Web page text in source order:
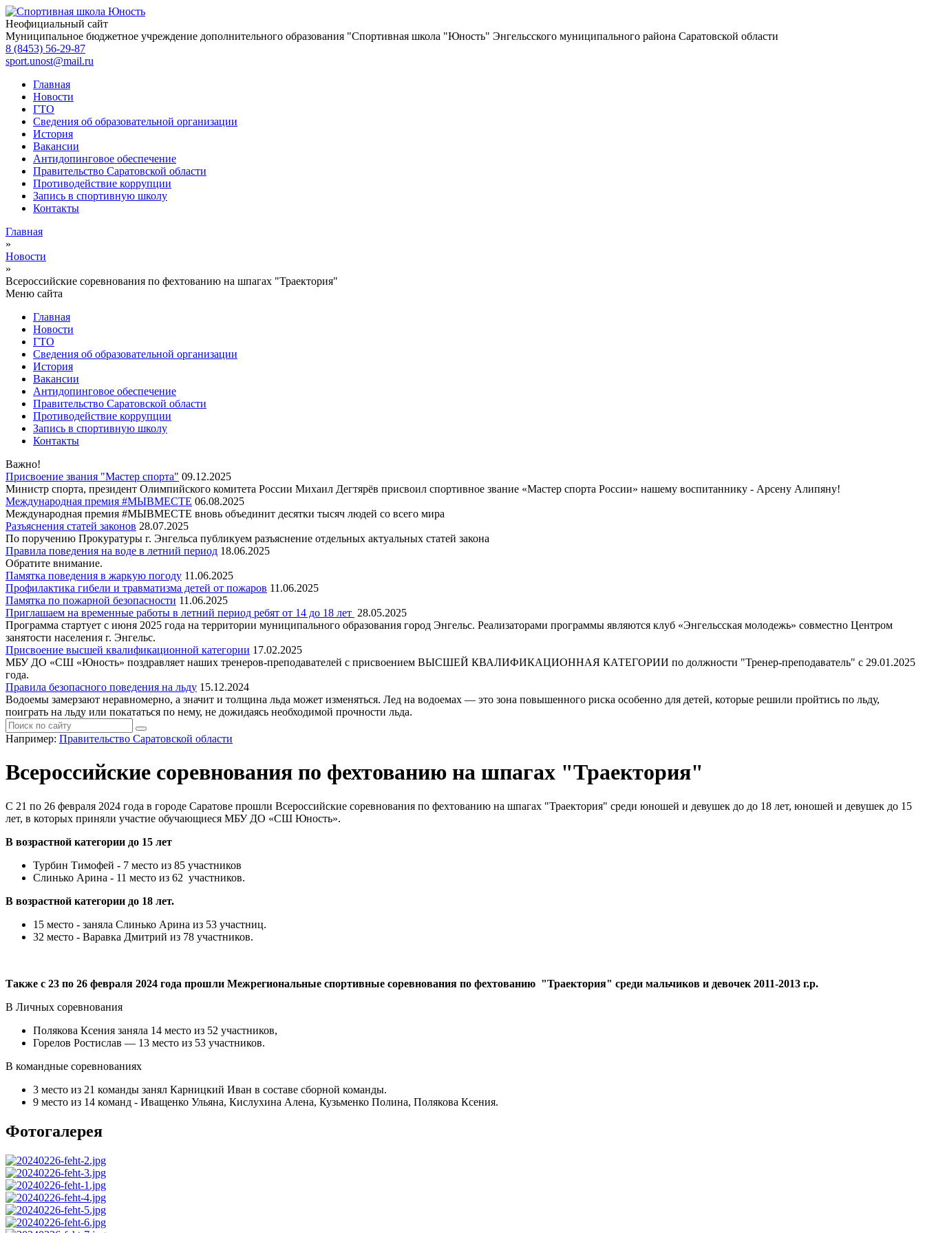
Неофициальный сайт
Муниципальное бюджетное учреждение дополнительного образования "Спортивная школа "Юность" Энгельсского муниципального района Саратовской области
8 (8453) 56-29-87
sport.unost@mail.ru
Главная
Новости
ГТО
Сведения об образовательной организации
История
Вакансии
Антидопинговое обеспечение
Правительство Саратовской области
Противодействие коррупции
Запись в спортивную школу
Контакты
Главная
»
Новости
»
Всероссийские соревнования по фехтованию на шпагах "Траектория"
Меню сайта
Главная
Новости
ГТО
Сведения об образовательной организации
История
Вакансии
Антидопинговое обеспечение
Правительство Саратовской области
Противодействие коррупции
Запись в спортивную школу
Контакты
Важно!
Присвоение звания "Мастер спорта" 09.12.2025
Министр спорта, президент Олимпийского комитета России Михаил Дегтярёв присвоил спортивное звание «Мастер спорта России» нашему воспитаннику - Арсену Алипяну!
Международная премия #МЫВМЕСТЕ 06.08.2025
Международная премия #МЫВМЕСТЕ вновь объединит десятки тысяч людей со всего мира
Разъяснения статей законов 28.07.2025
По поручению Прокуратуры г. Энгельса публикуем разъяснение отдельных актуальных статей закона
Правила поведения на воде в летний период 18.06.2025
Обратите внимание.
Памятка поведения в жаркую погоду 11.06.2025
Профилактика гибели и травматизма детей от пожаров 11.06.2025
Памятка по пожарной безопасности 11.06.2025
Приглашаем на временные работы в летний период ребят от 14 до 18 лет 28.05.2025
Программа стартует с июня 2025 года на территории муниципального образования город Энгельс. Реализаторами программы являются клуб «Энгельсская молодежь» совместно Центром
занятости населения г. Энгельс.
Присвоение высшей квалификационной категории 17.02.2025
МБУ ДО «СШ «Юность» поздравляет наших тренеров-преподавателей с присвоением ВЫСШЕЙ КВАЛИФИКАЦИОННАЯ КАТЕГОРИИ по должности "Тренер-преподаватель" с 29.01.2025
года.
Правила безопасного поведения на льду 15.12.2024
Водоемы замерзают неравномерно, а значит и толщина льда может изменяться. Лед на водоемах — это зона повышенного риска особенно для детей, которые решили пройтись по льду,
поиграть на льду или покататься по нему, не дожидаясь необходимой прочности льда.
Например: Правительство Саратовской области
Всероссийские соревнования по фехтованию на шпагах "Траектория"
С 21 по 26 февраля 2024 года в городе Саратове прошли Всероссийские соревнования по фехтованию на шпагах "Траектория" среди юношей и девушек до до 18 лет, юношей и девушек до 15
лет, в которых приняли участие обучающиеся МБУ ДО «СШ Юность».
В возрастной категории до 15 лет
Турбин Тимофей - 7 место из 85 участников
Слинько Арина - 11 место из 62 участников.
В возрастной категории до 18 лет.
15 место - заняла Слинько Арина из 53 участниц.
32 место - Варавка Дмитрий из 78 участников.
Также с 23 по 26 февраля 2024 года прошли Межрегиональные спортивные соревнования по фехтованию "Траектория" среди мальчиков и девочек 2011-2013 г.р.
В Личных соревнования
Полякова Ксения заняла 14 место из 52 участников,
Горелов Ростислав — 13 место из 53 участников.
В командные соревнованиях
3 место из 21 команды занял Карницкий Иван в составе сборной команды.
9 место из 14 команд - Иващенко Ульяна, Кислухина Алена, Кузьменко Полина, Полякова Ксения.
Фотогалерея